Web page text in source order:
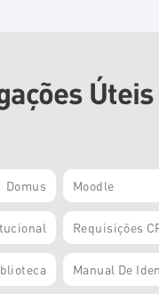
Úteis
Domus Moodle
Requisições
Manual De